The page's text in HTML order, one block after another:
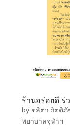
ร้านอร่อยดี ร่
by ชลิตา กิตติ
พยาบาลจุฬาฯ